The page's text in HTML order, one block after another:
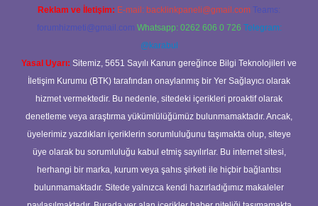
Reklam ve İletişim: E-mail: backlinkpaneli@gmail.com Teams:
forumhizmeti@gmail.com Whatsapp: 0262 606 0 726 Telegram:
@karabul
Yasal Uyarı: Sitemiz, 5651 Sayılı Kanun gereğince Bilgi Teknolojileri ve
İletişim Kurumu (BTK) tarafından onaylanmış bir Yer Sağlayıcı olarak
hizmet vermektedir. Bu nedenle, sitedeki içerikleri proaktif olarak
denetleme veya araştırma yükümlülüğümüz bulunmamaktadır. Ancak,
üyelerimiz yazdıkları içeriklerin sorumluluğunu taşımakta olup, siteye
üye olarak bu sorumluluğu kabul etmiş sayılırlar. Bu internet sitesi,
herhangi bir marka, kurum veya şahıs şirketi ile hiçbir bağlantısı
bulunmamaktadır. Sitede yalnızca kendi hazırladığımız makaleler